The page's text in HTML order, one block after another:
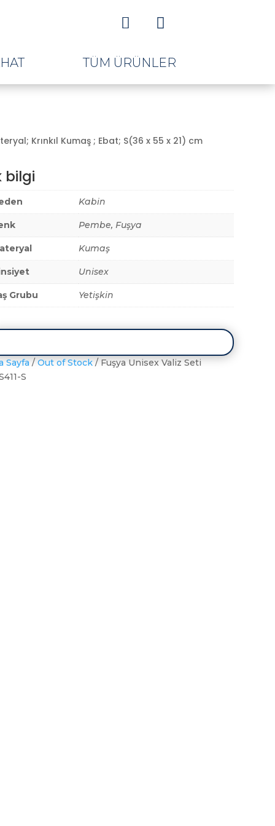
 
TÜM ÜRÜNLER
Krınkıl Kumaş ; Ebat; S(36 x 55 x 21) cm
bilgi
Kabin
Pembe, Fuşya
Kumaş
Unisex
Grubu Yetişkin
Sayfa /Out of Stock/ Fuşya Unisex Valiz Seti
S